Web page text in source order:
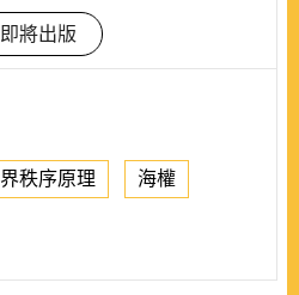
即將出版
秩序原理 海權